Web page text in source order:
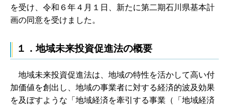
を受け、令和６年４月１日、新たに第二期石川県基本計
画の同意を受けました。
１．地域未来投資促進法の概要
地域未来投資促進法は、地域の特性を活かして高い付
加価値を創出し、地域の事業者に対する経済的波及効果
を及ぼすような「地域経済を牽引する事業（「地域経済